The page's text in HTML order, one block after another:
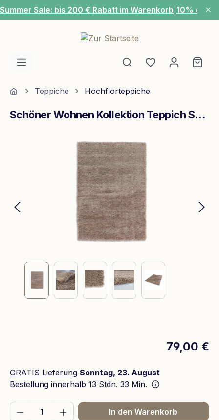
Zum Hauptinhalt springen
Summer Sale: bis 200 € Rabatt im Warenkorb 10% extra
Du hast 0
HomeTeppiche Hochflorteppiche
Schöner Wohnen Kollektion Teppich Savage 67x130 cm Beige
Bildergalerie überspringen
79,00 €
GRATIS Lieferung Sonntag, 23. August
Bestellung innerhalb 13 Stdn. 33 Min.
Produkt Anzahl: Gib den gewünschten
In den Warenkorb